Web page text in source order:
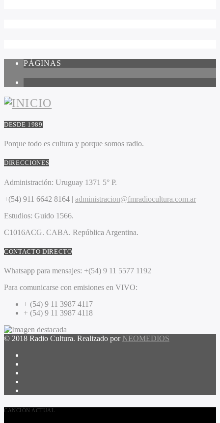
PÁGINAS
DESDE 1989
Porque todo es cultura y porque somos radio.
DIRECCIONES
Administración: Uruguay 1371 5° P.
+(54) 911 6642 8164 | administracion@fmradiocultura.com.ar
Estudios: Guido 1566.
C1016ACG. CABA. República Argentina.
CONTACTO DIRECTO
Whatsapp para mensajes: +(54) 9 11 5577 1192
Para comunicarse con emisiones en VIVO:
+ (54) 9 11 3987 4117
+ (54) 9 11 3987 4118
© 2018 Radio Cultura. Realizado por NEOMEDIOS
CANCIÓN ACTUAL